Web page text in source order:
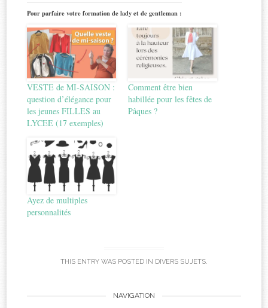
Pour parfaire votre formation de lady et de gentleman :
VESTE de MI-SAISON :
question d’élégance pour
les jeunes FILLES au
LYCEE (17 exemples)
Comment être bien
habillée pour les fêtes de
Pâques ?
Ayez de multiples
personnalités
THIS ENTRY WAS POSTED IN DIVERS SUJETS.
NAVIGATION